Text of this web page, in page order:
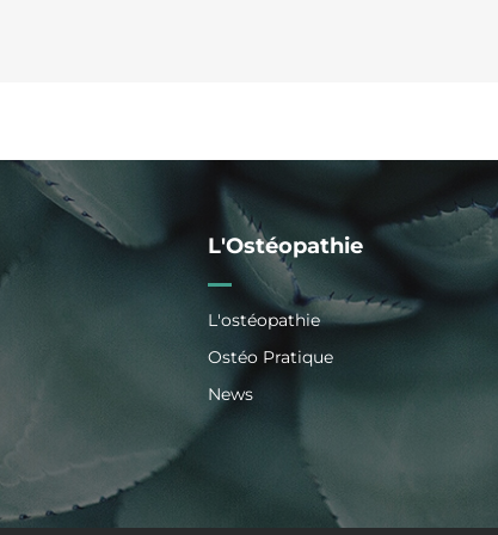
L'Ostéopathie
L'ostéopathie
Ostéo Pratique
News